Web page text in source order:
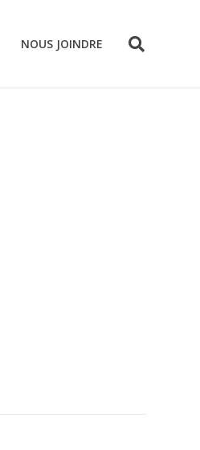
NOUS JOINDRE